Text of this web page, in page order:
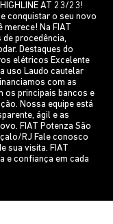
AT 23/23!
conquistar o seu novo
merece! Na FIAT
procedência,
Destaques do
elétricos Excelente
uso Laudo cautelar
com as
os principais bancos e
Nossa equipe está
ágil e as
FIAT Potenza São
RJ Fale conosco
sua visita. FIAT
e confiança em cada